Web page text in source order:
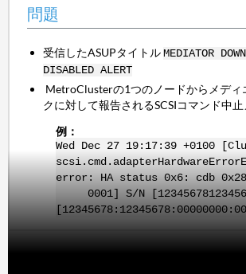
問題
受信したASUPタイトルMEDIATOR
DISABLED ALERT
MetroClusterの1つのノードからメディ
クに対して報告されるSCSIコマンド中
例：
Wed Dec 27 19:17:39 +0100
error: HA status 0x6: cdb
0001] S/N